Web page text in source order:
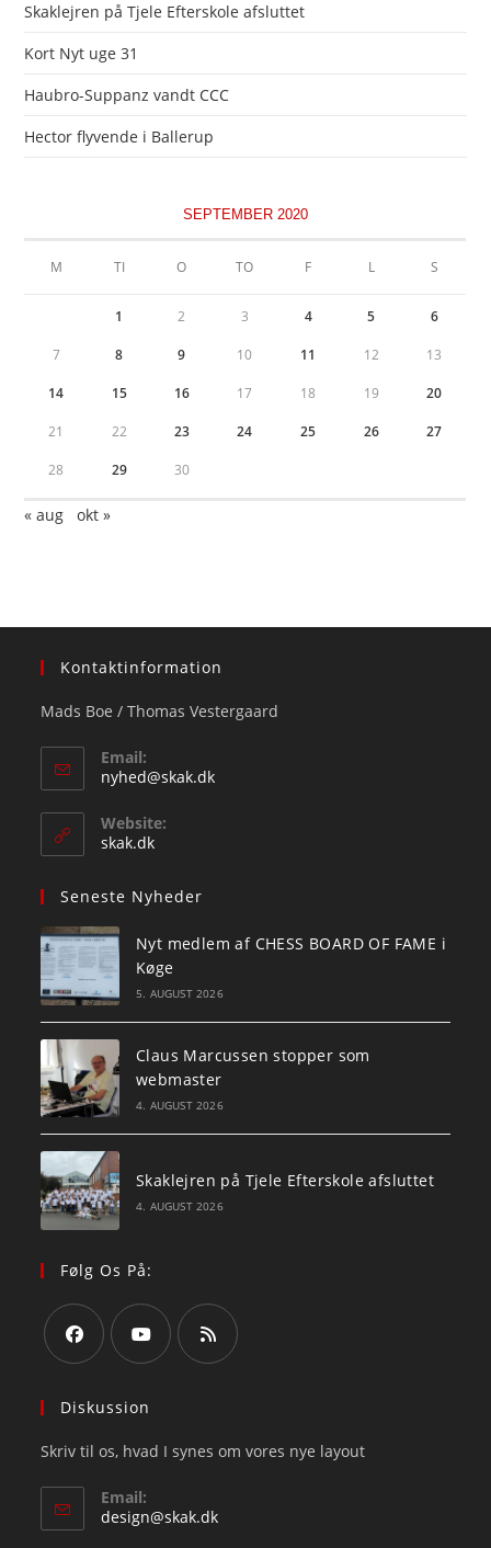
Skaklejren på Tjele Efterskole afsluttet
Kort Nyt uge 31
Haubro-Suppanz vandt CCC
Hector flyvende i Ballerup
SEPTEMBER 2020
M TI O TO F L S
1 2 3 4 5 6
7 8 9 10 11 12 13
14 15 16 17 18 19 20
21 22 23 24 25 26 27
28 29 30
« aug okt »
Kontaktinformation
Mads Boe / Thomas Vestergaard
Email:
nyhed@skak.dkOpens
Website:
skak.dk
Seneste Nyheder
Nyt medlem af CHESS BOARD OF FAME i
Køge
5. AUGUST 2026
Claus Marcussen stopper som
webmaster
4. AUGUST 2026
Skaklejren på Tjele Efterskole afsluttet
4. AUGUST 2026
Følg Os På:
in
new
tab
in
new
new
Diskussion
Skriv til os, hvad I synes om vores nye layout
Email:
design@skak.dkOpens